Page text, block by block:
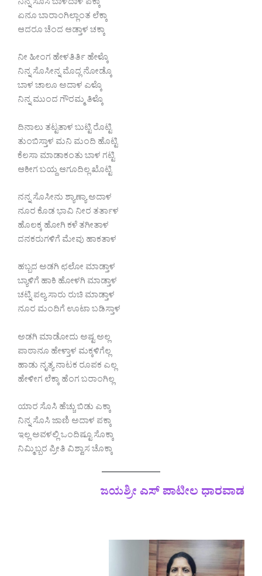
ನಿನ್ನ ಸೊಸಿ ಬಾಳದಾಳ ಪಕ್ಕಾ
ಏನೂ ಬಾರಾಂಗಿಲ್ಲಾಂತ ಲೆಕ್ಕಾ
ಆದರೂ ಚೆಂದ ಆಡ್ತಾಳ ಚಕ್ಕಾ
ನೀ ಹೀಂಗ ಹೇಳತಿರ್ತಿ ಹೇಳ್ಕೊ
ನಿನ್ನ ಸೊಸೀನ್ನ ಮೊದ್ಲ ನೋಡ್ಕೊ
ಬಾಳ ಚಾಲೂ ಅದಾಳ ಎಳ್ಕೊ
ನಿನ್ನ ಮುಂದ ಗೌರಮ್ಮ ತಿಳ್ಕೊ
ದಿನಾಲು ತಟ್ಟತಾಳ ಬುಟ್ಟಿ ರೊಟ್ಟಿ
ತುಂಬಿಸ್ತಾಳ ಮನಿ ಮಂದಿ ಹೊಟ್ಟಿ
ಕೆಲಸಾ ಮಾಡಾಕಂತು ಬಾಳ ಗಟ್ಟಿ
ಆಕೀಗ ಬಯ್ದ ಆಗೂದಿಲ್ಲ ಖೊಟ್ಟಿ
ನನ್ನ ಸೊಸೀನು ಶ್ಯಾಣ್ಯಾ ಅದಾಳ
ನೂರ ಕೊಡ ಭಾವಿ ನೀರ ತರ್ತಾಳ
ಹೊಲಕ್ಕ ಹೋಗಿ ಕಳೆ ತಗೀತಾಳ
ದನಕರುಗಳಿಗೆ ಮೇವು ಹಾಕತಾಳ
ಹಬ್ಬದ ಅಡಗಿ ಛಲೋ ಮಾಡ್ತಾಳ
ಬ್ಯಾಳಿಗೆ ಹಾಕಿ ಹೋಳಗಿ ಮಾಡ್ತಾಳ
ಚಟ್ನಿ ಪಲ್ಯ ಸಾರು ರುಚಿ ಮಾಡ್ತಾಳ
ನೂರ ಮಂದಿಗೆ ಊಟಾ ಬಡಿಸ್ತಾಳ
ಅಡಗಿ ಮಾಡೋದು ಅಷ್ಟ ಅಲ್ಲ
ಪಾಠಾನೂ ಹೇಳ್ತಾಳ ಮಕ್ಕಳಿಗೆಲ್ಲ
ಹಾಡು ನೃತ್ಯ ನಾಟಕ ರೂಪಕ ಎಲ್ಲ
ಹೇಳೀಗ ಲೆಕ್ಕಾ ಹೆಂಗ ಬರಾಂಗಿಲ್ಲ
ಯಾರ ಸೊಸಿ ಹೆಚ್ಚು ಬಿಡು ಎಕ್ಕಾ
ನಿನ್ನ ಸೊಸಿ ಜಾಣಿ ಅದಾಳ ಪಕ್ಕಾ
ಇಲ್ಲ ಅವಳಲ್ಲಿ ಒಂದಿಷ್ಟೂ ಸೊಕ್ಕಾ
ನಿಮ್ಮಿಬ್ಬರ ಪ್ರೀತಿ ವಿಶ್ವಾಸ ಚೊಕ್ಕಾ
ಜಯಶ್ರೀ ಎಸ್ ಪಾಟೀಲ ಧಾರವಾಡ